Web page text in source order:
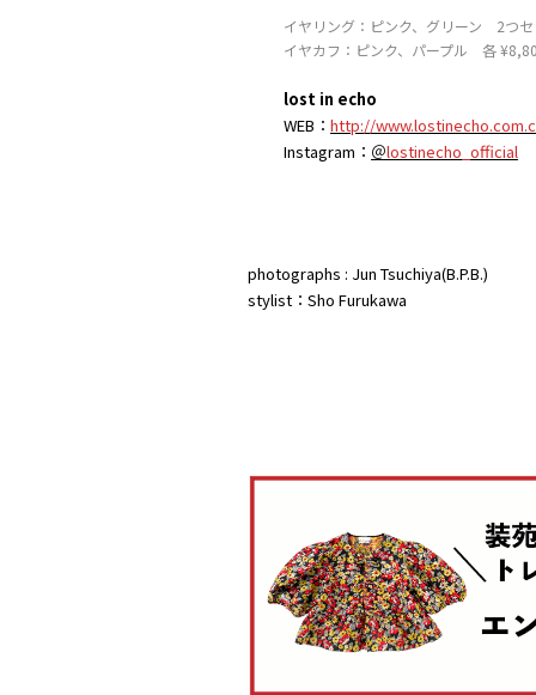
イヤリング：ピンク、グリーン 2つ
イヤカフ：ピンク、パープル 各
lost in echo
WEB： http://
Instagram： ＠lostinecho_official
photographs : Jun Tsuchiya(B.P.B.)
stylist：Sho Furukawa